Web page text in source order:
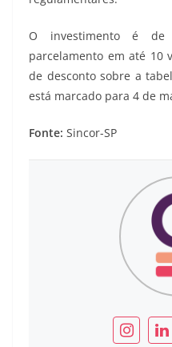
O investimento é
parcelamento em até 10
de desconto sobre a
está marcado para 4 de
Fonte: Sincor-SP